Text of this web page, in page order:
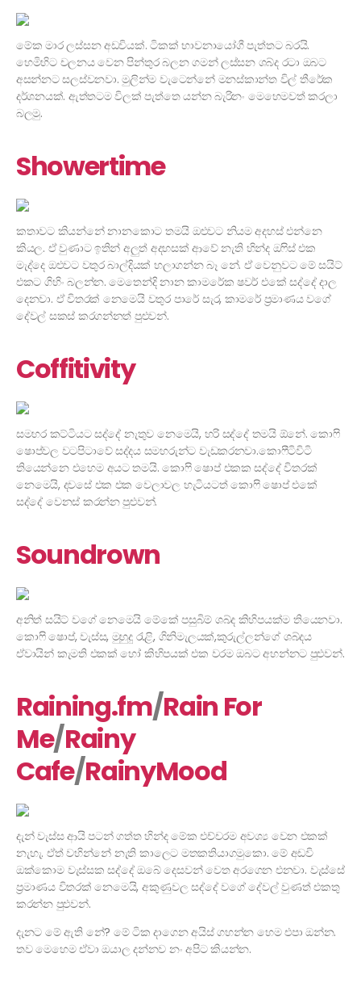
මේක මාර ලස්සන අඩවියක්. ටිකක් භාවනායෝගී පැත්තට බරයි.
හෙමිහිට චලනය වෙන පින්තුර බලන ගමන් ලස්සන ශබ්ද රටා ඔබට
අසන්නට සලස්වනවා. මුලින්ම වැටෙන්නේ මනස්කාන්ත විල් තීරේක
දර්ශනයක්. ඇත්තටම විලක් පැත්තෙ යන්න බැරිනං මෙහෙමවත් කරලා
බලමු.
Showertime
කතාවට කියන්නේ නානකොට තමයි ඔළුවට නියම අදහස් එන්නෙ
කියල. ඒ වුණාට ඉතින් අලුත් අදහසක් ආවේ නැති හින්ද ඔෆිස් එක
මැද්දෙ ඔළුවට වතුර බාල්දියක් හලාගන්න බෑ නේ. ඒ වෙනුවට මේ සයිට්
එකට ගිහිං බලන්න. මෙතෙන්දි නාන කාමරේක ෂවර් එකේ සද්දේ දාල
දෙනවා. ඒ විතරක් නෙමෙයි වතුර පාරේ සැර, කාමරේ ප්‍රමාණය වගේ
දේවල් සකස් කරගන්නත් පුළුවන්.
Coffitivity
සමහර කට්ටියට සද්දේ නැතුව නෙමෙයි, හරි සද්දේ තමයි ඕනේ. කොෆි
ෂොප්වල වටපිටාවේ සද්දය සමහරුන්ට වැඩකරනවා.කොෆීටිවිටි
තියෙන්නෙ එහෙම අයට තමයි. කොෆි ෂොප් එකක සද්දේ විතරක්
නෙමෙයි, දවසේ එක එක වෙලාවල හැටියටත් කොෆි ෂොප් එකේ
සද්දේ වෙනස් කරන්න පුළුවන්.
Soundrown
අනිත් සයිට් වගේ නෙමෙයි මේකේ පසුබිම් ශබ්ද කිහිපයක්ම තියෙනවා.
කොෆි ෂොප්, වැස්ස, මුහුදු රැළි, ගිනිමැලයක්,කුරුල්ලන්ගේ ශබ්දය
ඒවායින් කැමති එකක් හෝ කිහිපයක් එක වරම ඔබ‍ට අහන්නට පුළුවන්.
Raining.fm/Rain For
Me/Rainy
Cafe/RainyMood
දැන් වැස්ස ආයි පටන් ගත්ත හින්ද මේක එච්චරම අවශ්‍ය වෙන එකක්
නැහැ. ඒත් වහින්නේ නැති කාලෙට මතකතියාගමුකො. මේ අඩවි
ඔක්කොම වැස්සක සද්දේ ඔබේ දෙසවන් වෙත අරගෙන එනවා. වැස්සේ
ප්‍රමාණය විතරක් නෙමෙයි, අකුණුවල සද්දේ වගේ දේවල් වුණත් එකතු
කරන්න පුළුවන්.
දැනට මේ ඇති නේ? මේ ටික දාගෙන අයිස් ගහන්න හෙම එපා ඔන්න.
තව මෙහෙම ඒවා ඔයාල දන්නව නං අපිට කියන්න.